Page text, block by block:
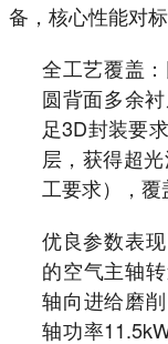
备，核心性能对
全工艺覆盖
圆背面多余
足3D封装要
层，获得超
工要求），覆
优良参数表
的空气主轴
轴向进给磨
轴功率